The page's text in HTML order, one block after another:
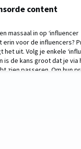
content
massaal in op ‘influencer
erin voor de influencers?
het uit. Volg je enkele
is de kans groot dat je via
zien passeren. Om hun